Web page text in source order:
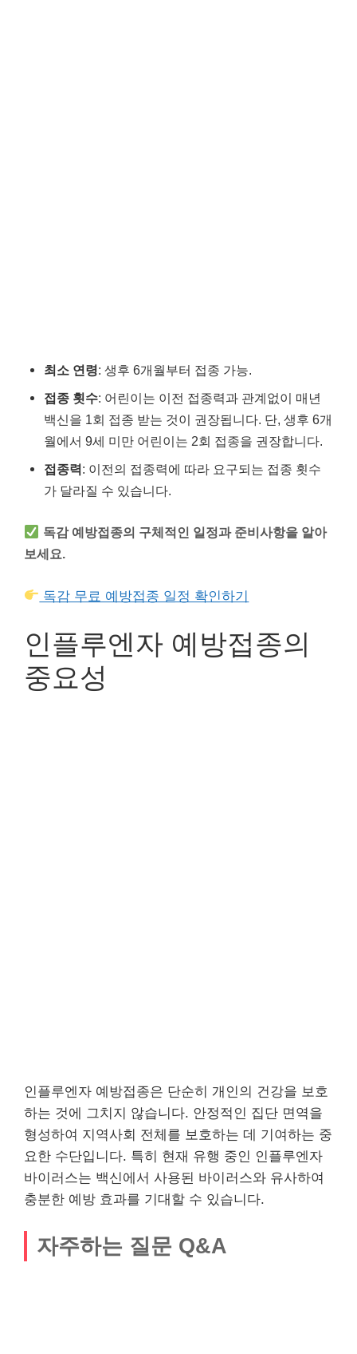
최소 연령: 생후 6개월부터 접종 가능.
접종 횟수: 어린이는 이전 접종력과 관계없이 매년
백신을 1회 접종 받는 것이 권장됩니다. 단, 생후 6개
월에서 9세 미만 어린이는 2회 접종을 권장합니다.
접종력: 이전의 접종력에 따라 요구되는 접종 횟수
가 달라질 수 있습니다.
독감 예방접종의 구체적인 일정과 준비사항을 알아
보세요.
독감 무료 예방접종 일정 확인하기
인플루엔자 예방접종의
중요성
인플루엔자 예방접종은 단순히 개인의 건강을 보호
하는 것에 그치지 않습니다. 안정적인 집단 면역을
형성하여 지역사회 전체를 보호하는 데 기여하는 중
요한 수단입니다. 특히 현재 유행 중인 인플루엔자
바이러스는 백신에서 사용된 바이러스와 유사하여
충분한 예방 효과를 기대할 수 있습니다.
자주하는 질문 Q&A